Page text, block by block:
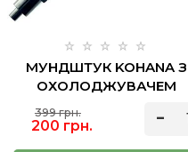
МУНДШТУК KOHANA З
ОХОЛОДЖУВАЧЕМ
399 грн.
200 грн.